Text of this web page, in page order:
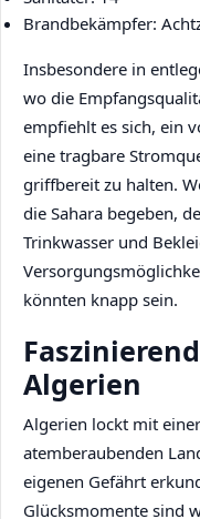
Brandbekämpfer:
Insbesondere in
wo die
empfiehlt es sich, ein
eine tragbare
griffbereit zu halten.
die Sahara begeben,
Trinkwasser und
könnten knapp sein.
Algerien
Algerien lockt mit
atemberaubenden
eigenen Gefährt
Glücksmomente sind